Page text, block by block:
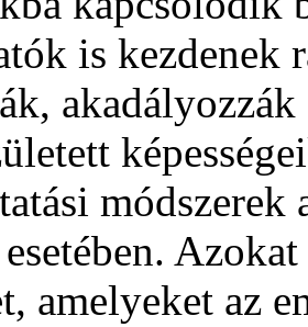
is kezdenek
módszerek
amelyeket az